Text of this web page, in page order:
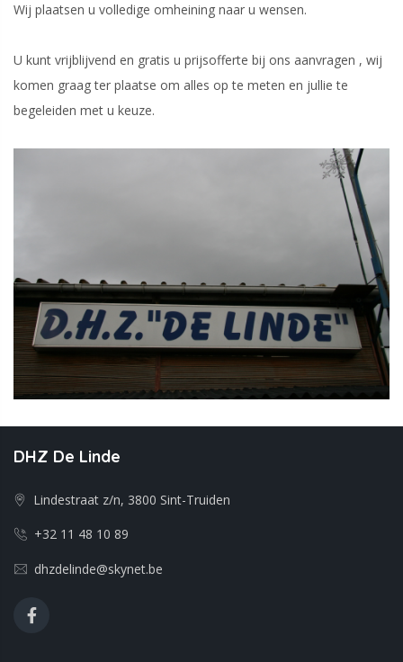
Wij plaatsen u volledige omheining naar u wensen.
U kunt vrijblijvend en gratis u prijsofferte bij ons aanvragen , wij
komen graag ter plaatse om alles op te meten en jullie te
begeleiden met u keuze.
DHZ De Linde
Lindestraat z/n, 3800 Sint-Truiden
+32 11 48 10 89
dhzdelinde@skynet.be